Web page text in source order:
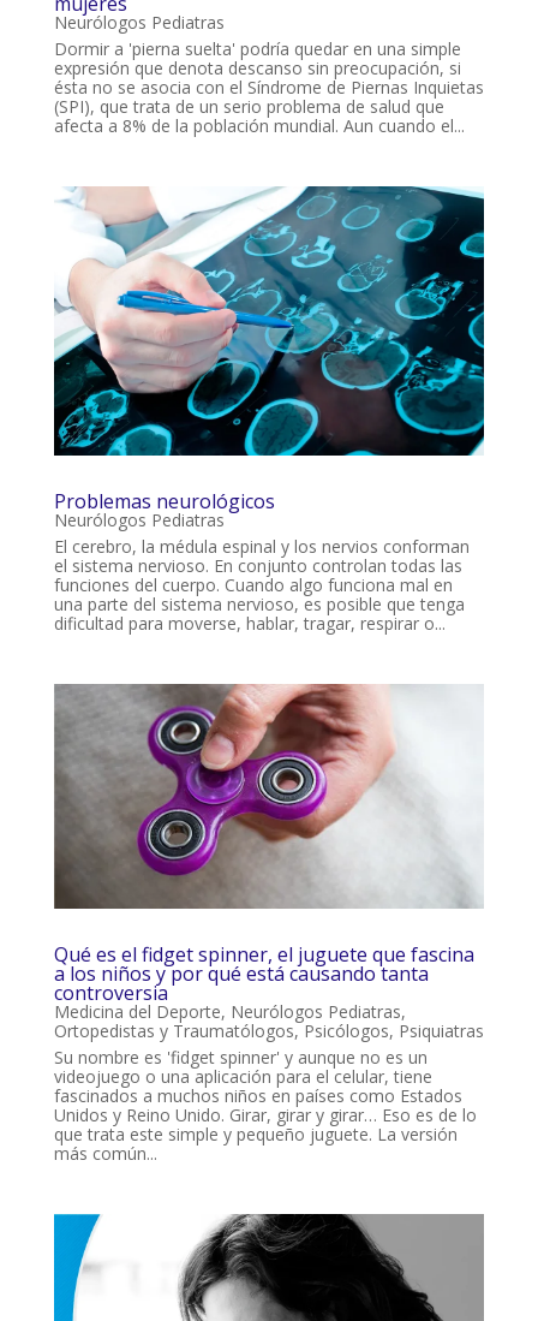
Neurólogos Pediatras
Dormir a 'pierna suelta' podría quedar en una simple
expresión que denota descanso sin preocupación, si
ésta no se asocia con el Síndrome de Piernas Inquietas
(SPI), que trata de un serio problema de salud que
afecta a 8% de la población mundial. Aun cuando el...
Problemas neurológicos
Neurólogos Pediatras
El cerebro, la médula espinal y los nervios conforman
el sistema nervioso. En conjunto controlan todas las
funciones del cuerpo. Cuando algo funciona mal en
una parte del sistema nervioso, es posible que tenga
dificultad para moverse, hablar, tragar, respirar o...
Qué es el fidget spinner, el juguete que fascina
a los niños y por qué está causando tanta
controversia
Medicina del Deporte, Neurólogos Pediatras,
Ortopedistas y Traumatólogos, Psicólogos, Psiquiatras
Su nombre es 'fidget spinner' y aunque no es un
videojuego o una aplicación para el celular, tiene
fascinados a muchos niños en países como Estados
Unidos y Reino Unido. Girar, girar y girar… Eso es de lo
que trata este simple y pequeño juguete. La versión
más común...